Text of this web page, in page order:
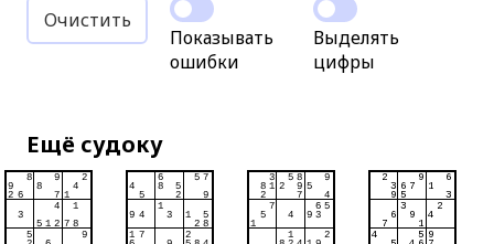
Очистить
Показывать
ошибки
Выделять
цифры
Ещё судоку